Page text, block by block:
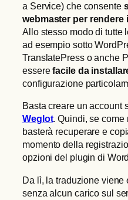
a Service) che consente
webmaster per
Allo stesso modo di tutte
ad esempio sotto
TranslatePress o anche
esserefacile da
configurazione
Basta creare un account
Weglot. Quindi, se come
basterà recuperare e
momento della
opzioni del plugin di
Da lì, la traduzione viene
senza alcun carico sul